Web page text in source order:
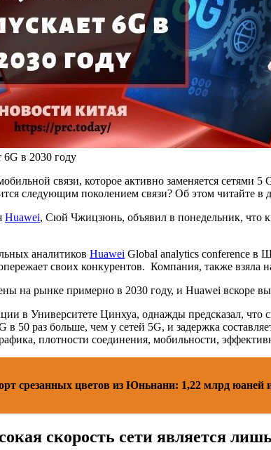
6G в 2030 году
связи, которое активно заменяется сетями
следующим поколением связи? Об этом читайте
Huawei, Сюй Чжицзюнь, объявил в понедельник, что
аналитиков Huawei Global analytics conference в
своих конкурентов. Компания, также взяла
на рынке примерно в 2030 году, и Huawei вскоре
в Университете Цинхуа, однажды предсказал, что
50 раз больше, чем у сетей 5G, и задержка
плотности соединения, мобильности,
срезанных цветов из Юньнани: 1,22 млрд юаней
скорость сети является